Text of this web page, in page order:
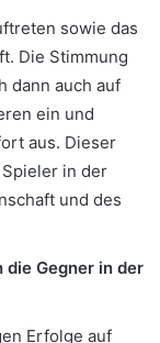
sowie das
Die Stimmung
dann auch auf
ein und
aus. Dieser
in der
und des
die Gegner in der
Erfolge auf